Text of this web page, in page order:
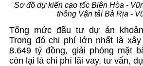
Sơ đồ dự kiến cao tốc Biên Hòa -
thông Vận tải Bà Rịa -
Tổng mức đầu tư dự án
Trong đó chi phí lớn nhất là
8.649 tỷ đồng, giải phóng mặt
còn lại là chi phí lãi vay, tư vấn,